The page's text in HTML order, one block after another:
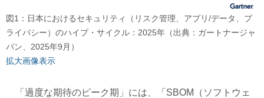
図1：日本におけるセキュリティ（リスク管理、アプリ/データ、プ
ライバシー）のハイプ・サイクル：2025年（出典：ガートナージャ
パン、2025年9月）
拡大画像表示
「過度な期待のピーク期」には、「SBOM（ソフトウェ